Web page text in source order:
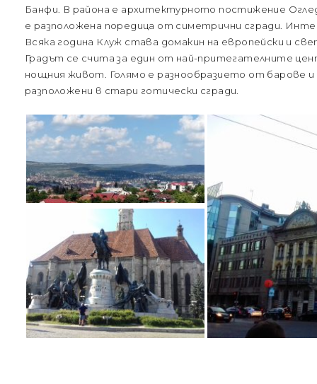
Банфи. В района е архитектурното постижение
е разположена поредица от симетрични сгради.
Всяка година Клуж става домакин на европейски и
Градът се счита за един от най-притегателните
нощния живот. Голямо е разнообразието от барове и
разположени в стари готически сгради.